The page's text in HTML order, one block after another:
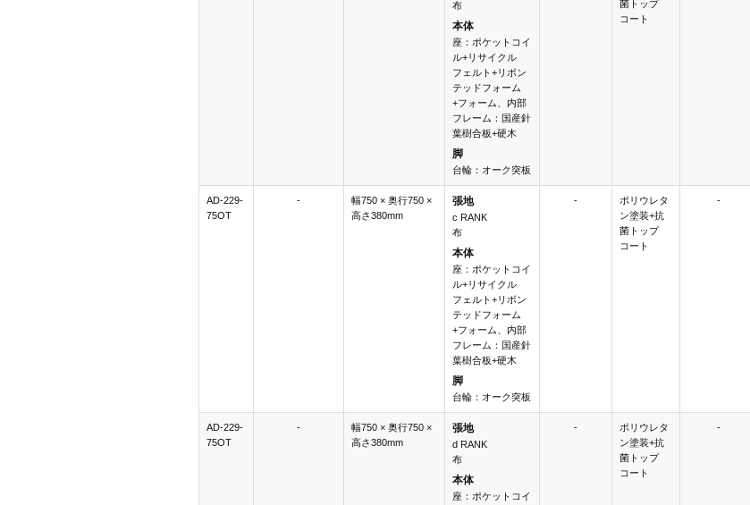
布
本体
座：ポケットコイ
ル+リサイクル
フェルト+リボン
テッドフォーム
+フォーム、内部
フレーム：国産針
葉樹合板+硬木
脚
台輪：オーク突板
菌トップ
コート
AD-229-
75OT
-
幅750 × 奥行750 ×
高さ380mm
張地
c RANK
布
本体
座：ポケットコイ
ル+リサイクル
フェルト+リボン
テッドフォーム
+フォーム、内部
フレーム：国産針
葉樹合板+硬木
脚
台輪：オーク突板
-
ポリウレタ
ン塗装+抗
菌トップ
コート
-
AD-229-
75OT
-
幅750 × 奥行750 ×
高さ380mm
張地
d RANK
布
本体
座：ポケットコイ
-
ポリウレタ
ン塗装+抗
菌トップ
コート
-